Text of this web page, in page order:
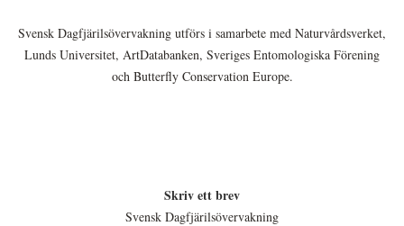
Svensk Dagfjärilsövervakning utförs i samarbete med Naturvårdsverket,
Lunds Universitet, ArtDatabanken, Sveriges Entomologiska Förening
och Butterfly Conservation Europe.
Skriv ett brev
Svensk Dagfjärilsövervakning